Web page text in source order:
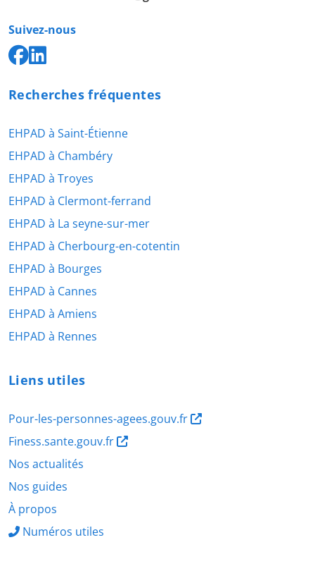
Suivez-nous
Recherches fréquentes
EHPAD à Saint-Étienne
EHPAD à Chambéry
EHPAD à Troyes
EHPAD à Clermont-ferrand
EHPAD à La seyne-sur-mer
EHPAD à Cherbourg-en-cotentin
EHPAD à Bourges
EHPAD à Cannes
EHPAD à Amiens
EHPAD à Rennes
Liens utiles
Pour-les-personnes-agees.gouv.fr
Finess.sante.gouv.fr
Nos actualités
Nos guides
À propos
Numéros utiles